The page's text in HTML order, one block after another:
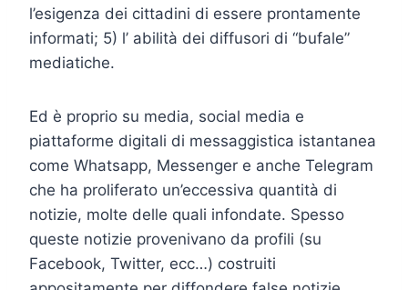
l’esigenza dei cittadini di essere prontamente
informati; 5) l’ abilità dei diffusori di “bufale”
mediatiche.
Ed è proprio su media, social media e
piattaforme digitali di messaggistica istantanea
come Whatsapp, Messenger e anche Telegram
che ha proliferato un’eccessiva quantità di
notizie, molte delle quali infondate. Spesso
queste notizie provenivano da profili (su
Facebook, Twitter, ecc…) costruiti